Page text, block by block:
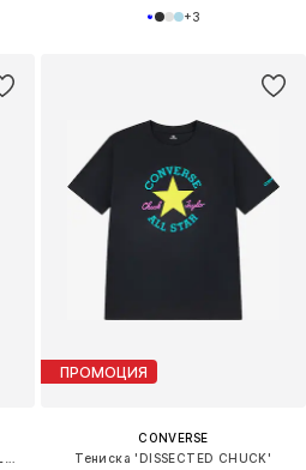
+3
ПРОМОЦИЯ
CONVERSE
Тениска 'DISSECTED CHUCK'